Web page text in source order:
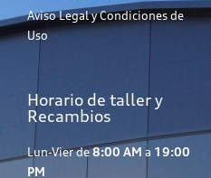
Aviso Legal y Condiciones de
Uso
Horario de taller y
Recambios
Lun-Vier de8:00 AM a 19:00
PM